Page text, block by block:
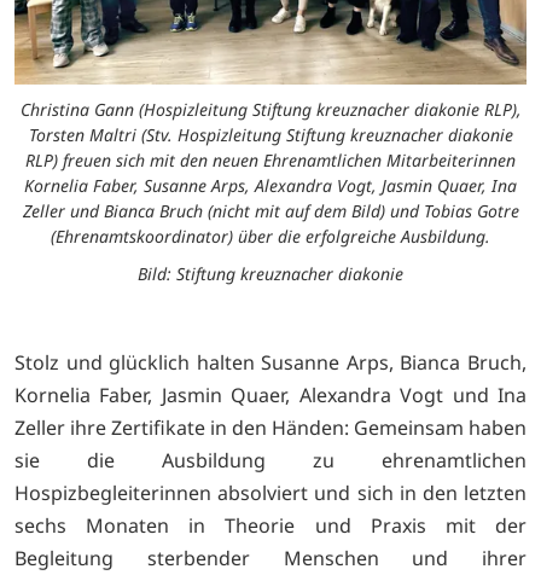
Christina Gann (Hospizleitung Stiftung kreuznacher diakonie RLP),
Torsten Maltri (Stv. Hospizleitung Stiftung kreuznacher diakonie
RLP) freuen sich mit den neuen Ehrenamtlichen Mitarbeiterinnen
Kornelia Faber, Susanne Arps, Alexandra Vogt, Jasmin Quaer, Ina
Zeller und Bianca Bruch (nicht mit auf dem Bild) und Tobias Gotre
(Ehrenamtskoordinator) über die erfolgreiche Ausbildung.
Bild: Stiftung kreuznacher diakonie
Stolz und glücklich halten Susanne Arps, Bianca Bruch,
Kornelia Faber, Jasmin Quaer, Alexandra Vogt und Ina
Zeller ihre Zertifikate in den Händen: Gemeinsam haben
sie die Ausbildung zu ehrenamtlichen
Hospizbegleiterinnen absolviert und sich in den letzten
sechs Monaten in Theorie und Praxis mit der
Begleitung sterbender Menschen und ihrer